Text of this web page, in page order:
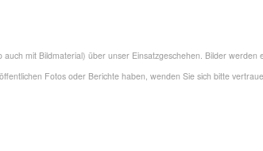
mit Bildmaterial) über unser Einsatzgeschehen. Bilder
Fotos oder Berichte haben, wenden Sie sich bitte